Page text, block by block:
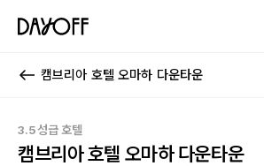
캠브리아 호텔 오마하 다운타운
3.5성급 호텔
캠브리아 호텔 오마하 다운타운